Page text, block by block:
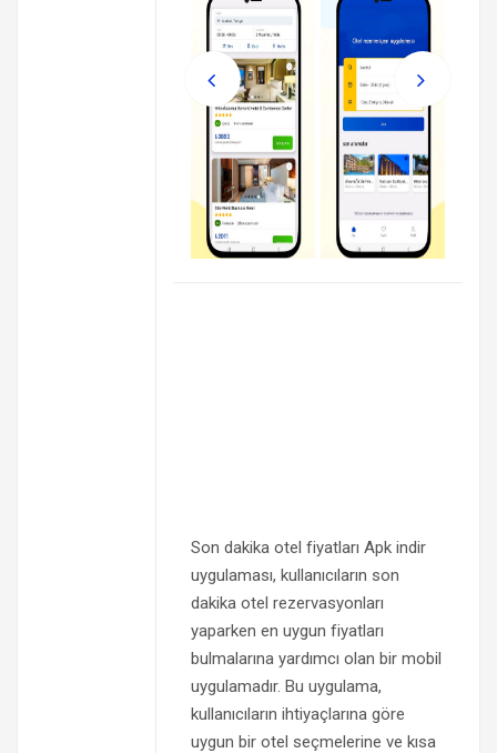
Son dakika otel fiyatları Apk indir
uygulaması, kullanıcıların son
dakika otel rezervasyonları
yaparken en uygun fiyatları
bulmalarına yardımcı olan bir mobil
uygulamadır. Bu uygulama,
kullanıcıların ihtiyaçlarına göre
uygun bir otel seçmelerine ve kısa